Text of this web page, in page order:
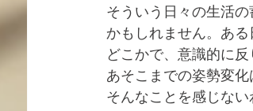
そういう日々の生活
かもしれません。あ
どこかで、意識的に
あそこまでの姿勢変
そんなことを感じない